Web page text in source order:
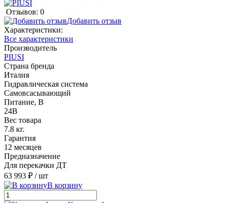
Отзывов: 0
Добавить отзыв
Характеристики:
Все характеристики
Производитель
PIUSI
Страна бренда
Италия
Гидравлическая система
Cамовсасывающий
Питание, В
24В
Вес товара
7.8 кг.
Гарантия
12 месяцев
Предназначение
Для перекачки ДТ
63 993 ₽ / шт
В корзину